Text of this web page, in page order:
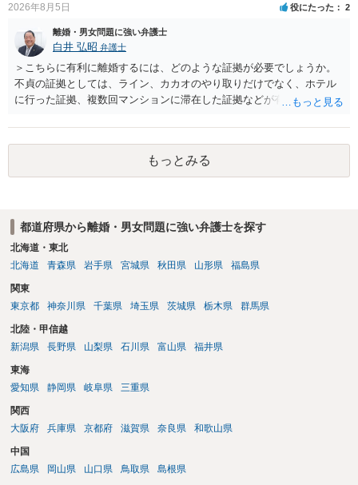
2026年8月5日 役にたった 2
離婚・男女問題に強い弁護士
白井 弘昭 弁護士
＞こちらに有利に離婚するには、どのような証拠が必要でしょうか。
不貞の証拠としては、ライン、カカオのやり取りだけでなく、ホテル
に行った証拠、複数回マンションに滞在した証拠などが有効です。 不
婚する、慰謝料をとるなど）ことができると思われます。 ただし、不
貞発覚後、長期間同居を続けると、不貞を許したとの評価につながる
場合がありますので、ご注意ください。 以上、ご参考まで。
もっとみる
都道府県から離婚・男女問題に強い弁護士を探す
北海道・東北
北海道
青森県 岩手県 宮城県 秋田県 山形県 福島県
関東
東京都
神奈川県 千葉県 埼玉県 茨城県 栃木県 群馬県
北陸・甲信越
新潟県
長野県 山梨県 石川県 富山県 福井県
東海
愛知県
静岡県 岐阜県 三重県
関西
大阪府
兵庫県 京都府 滋賀県 奈良県 和歌山県
中国
広島県
岡山県 山口県 鳥取県 島根県